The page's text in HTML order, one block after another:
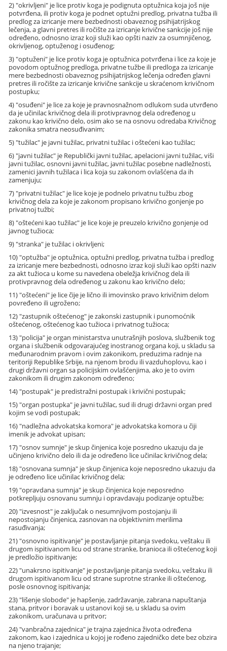
2) "okrivljeni" je lice protiv koga je podignuta optužnica koja još nije
potvrđena, ili protiv koga je podnet optužni predlog, privatna tužba ili
predlog za izricanje mere bezbednosti obaveznog psihijatrijskog
lečenja, a glavni pretres ili ročište za izricanje krivične sankcije još nije
određeno, odnosno izraz koji služi kao opšti naziv za osumnjičenog,
okrivljenog, optuženog i osuđenog;
3) "optuženi" je lice protiv koga je optužnica potvrđena i lice za koje je
povodom optužnog predloga, privatne tužbe ili predloga za izricanje
mere bezbednosti obaveznog psihijatrijskog lečenja određen glavni
pretres ili ročište za izricanje krivične sankcije u skraćenom krivičnom
postupku;
4) "osuđeni" je lice za koje je pravnosnažnom odlukom suda utvrđeno
da je učinilac krivičnog dela ili protivpravnog dela određenog u
zakonu kao krivično delo, osim ako se na osnovu odredaba Krivičnog
zakonika smatra neosuđivanim;
5) "tužilac" je javni tužilac, privatni tužilac i oštećeni kao tužilac;
6) "javni tužilac" je Republički javni tužilac, apelacioni javni tužilac, viši
javni tužilac, osnovni javni tužilac, javni tužilac posebne nadležnosti,
zamenici javnih tužilaca i lica koja su zakonom ovlašćena da ih
zamenjuju;
7) "privatni tužilac" je lice koje je podnelo privatnu tužbu zbog
krivičnog dela za koje je zakonom propisano krivično gonjenje po
privatnoj tužbi;
8) "oštećeni kao tužilac" je lice koje je preuzelo krivično gonjenje od
javnog tužioca;
9) "stranka" je tužilac i okrivljeni;
10) "optužba" je optužnica, optužni predlog, privatna tužba i predlog
za izricanje mere bezbednosti, odnosno izraz koji služi kao opšti naziv
za akt tužioca u kome su navedena obeležja krivičnog dela ili
protivpravnog dela određenog u zakonu kao krivično delo;
11) "oštećeni" je lice čije je lično ili imovinsko pravo krivičnim delom
povređeno ili ugroženo;
12) "zastupnik oštećenog" je zakonski zastupnik i punomoćnik
oštećenog, oštećenog kao tužioca i privatnog tužioca;
13) "policija" je organ ministarstva unutrašnjih poslova, službenik tog
organa i službenik odgovarajućeg inostranog organa koji, u skladu sa
međunarodnim pravom i ovim zakonikom, preduzima radnje na
teritoriji Republike Srbije, na njenom brodu ili vazduhoplovu, kao i
drugi državni organ sa policijskim ovlašćenjima, ako je to ovim
zakonikom ili drugim zakonom određeno;
14) "postupak" je predistražni postupak i krivični postupak;
15) "organ postupka" je javni tužilac, sud ili drugi državni organ pred
kojim se vodi postupak;
16) "nadležna advokatska komora" je advokatska komora u čiji
imenik je advokat upisan;
17) "osnov sumnje" je skup činjenica koje posredno ukazuju da je
učinjeno krivično delo ili da je određeno lice učinilac krivičnog dela;
18) "osnovana sumnja" je skup činjenica koje neposredno ukazuju da
je određeno lice učinilac krivičnog dela;
19) "opravdana sumnja" je skup činjenica koje neposredno
potkrepljuju osnovanu sumnju i opravdavaju podizanje optužbe;
20) "izvesnost" je zaključak o nesumnjivom postojanju ili
nepostojanju činjenica, zasnovan na objektivnim merilima
rasuđivanja;
21) "osnovno ispitivanje" je postavljanje pitanja svedoku, veštaku ili
drugom ispitivanom licu od strane stranke, branioca ili oštećenog koji
je predložio ispitivanje;
22) "unakrsno ispitivanje" je postavljanje pitanja svedoku, veštaku ili
drugom ispitivanom licu od strane suprotne stranke ili oštećenog,
posle osnovnog ispitivanja;
23) "lišenje slobode" je hapšenje, zadržavanje, zabrana napuštanja
stana, pritvor i boravak u ustanovi koji se, u skladu sa ovim
zakonikom, uračunava u pritvor;
24) "vanbračna zajednica" je trajna zajednica života određena
zakonom, kao i zajednica u kojoj je rođeno zajedničko dete bez obzira
na njeno trajanje;